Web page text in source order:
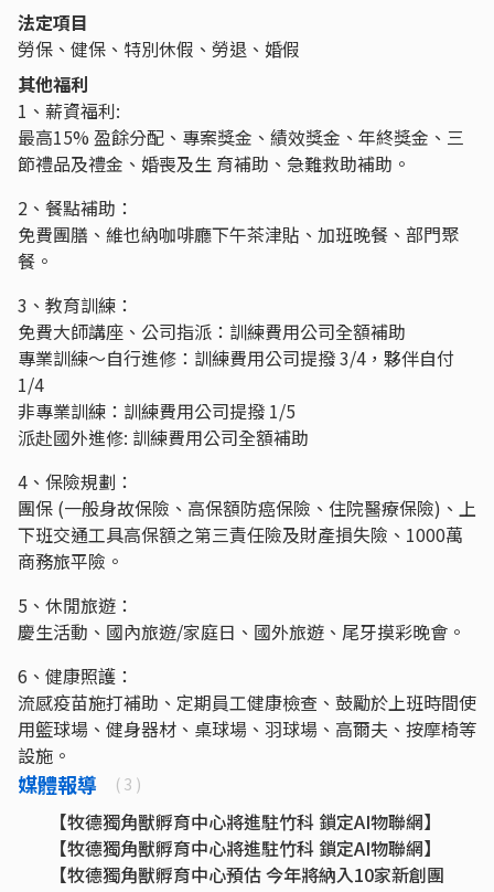
法定項目
勞保、健保、特別休假、勞退、婚假
其他福利
1、薪資福利:
最高15% 盈餘分配、專案獎金、績效獎金、年終獎金、三
節禮品及禮金、婚喪及生 育補助、急難救助補助。
2、餐點補助：
免費團膳、維也納咖啡廳下午茶津貼、加班晚餐、部門聚
餐。
3、教育訓練：
免費大師講座、公司指派：訓練費用公司全額補助
專業訓練～自行進修：訓練費用公司提撥 3/4，夥伴自付
1/4
非專業訓練：訓練費用公司提撥 1/5
派赴國外進修: 訓練費用公司全額補助
4、保險規劃：
團保 (一般身故保險、高保額防癌保險、住院醫療保險)、上
下班交通工具高保額之第三責任險及財產損失險、1000萬
商務旅平險。
5、休閒旅遊：
慶生活動、國內旅遊/家庭日、國外旅遊、尾牙摸彩晚會。
6、健康照護：
流感疫苗施打補助、定期員工健康檢查、鼓勵於上班時間使
用籃球場、健身器材、桌球場、羽球場、高爾夫、按摩椅等
設施。
媒體報導 ( 3 )
【牧德獨角獸孵育中心將進駐竹科 鎖定AI物聯網】
【牧德獨角獸孵育中心將進駐竹科 鎖定AI物聯網】
【牧德獨角獸孵育中心預估 今年將納入10家新創團